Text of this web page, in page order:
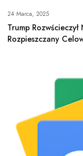
24 Marca, 2025
Trump
Rozpieszczany